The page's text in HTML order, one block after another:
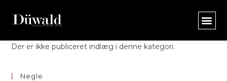
Der er ikke publiceret indlæg i denne kategori.
Negle